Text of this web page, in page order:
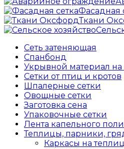
Фасадная
Ткани
Сеть затеняющая
Спанбонд
Укрывной материал на
Сетки от птиц и кротов
Шпалерные сетки
Овощные сетки
Заготовка сена
Упаковочные сетки
Лента капельного
Теплицы, парники,
Каркасы на